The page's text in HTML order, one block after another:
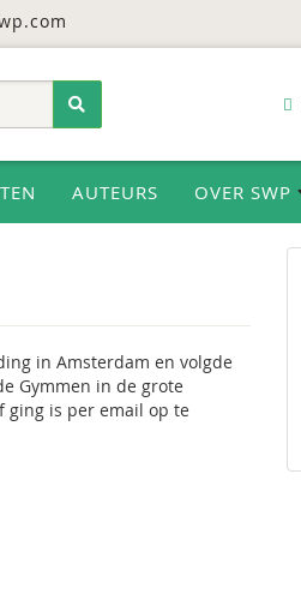
AUTEURS OVER SWP
in Amsterdam en volgde
Gymmen in de grote
ging is per email op te